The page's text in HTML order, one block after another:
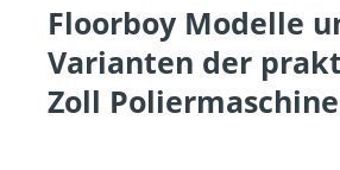
Floorboy Modelle
Varianten der
Zoll Poliermaschine